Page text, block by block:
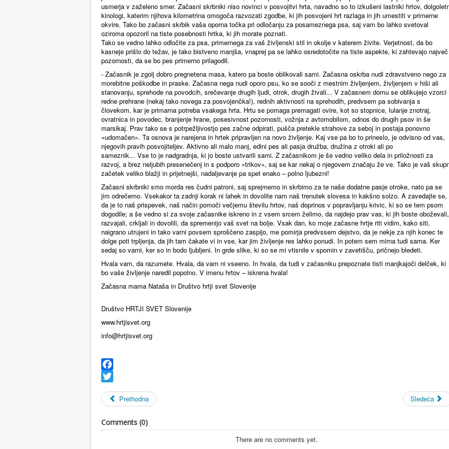
usmerja v zaželeno smer. Začasni skrbniki niso novinci v posvojitvi hrta, navadno so to izkušeni lastniki hrtov,
kinologi, katerim njihova kilometrina omogoča razvozati zgodbe, ki jih posvojeni hrt razlaga in jih umestiti v primerne
okvire. Tako bo začasni skrbik vaša oporna točka pri odločanju za posameznega psa, saj vam bo lahko svetoval
oziroma opozoril na tiste posebnosti hrtka, ki jih morate poznati.
Tako se vedno lahko odločite za psa, primernega za vaš življenski stil in okolje v katerem živite. Verjetnost, da bo
kasneje prišlo do težav, je tako bistveno manjša, vnaprej pa se lahko osredotočite na tiste aspekte, ki zahtevajo največ
pozornosti, da se bo pes primerno prilagodil.
- Začasnik je zgolj dobro pregnetena masa, katero pa boste oblikovali sami. Začasna oskrba nudi zdravstveno nego za
morebitne poškodbe in praske. Začasna nega nudi oporo psu, ko se sooči z mestnim življenjem, življenjem v hiši ali
stanovanju, sprehode na povodcih, srečevanje drugih ljudi, otrok, drugih živali... V začasnem domu se oblikujejo vzorci
redne prehrane (nekaj tako novega za posvojenčka!), rednih aktivnosti na sprehodih, predvsem pa sobivanja s
človekom, kar je primarna potreba vsakega hrta. Hrtu se pomaga premagati ovire, kot so stopnice, lulanje znotraj,
ovratnica in povodec, branjenje hrane, posesivnost pozornosti, vožnja z avtomobilom, odnos do drugih psov in še
marsikaj. Prav tako se s potrpežljivostjo pes začne odpirati, pušča pretekle strahove za seboj in postaja ponovno
»udomačen«. Ta osnova je narejena in hrtek pripravljen na novo življenje. Kaj vse pa bo to prineslo, je odvisno od vas,
njegovih pravih posvojiteljev. Aktivno ali malo manj, edini pes ali pasja družba, družina z otroki ali po
sameznik... Vse to je nadgradnja, ki jo boste ustvarili sami. Z začasnikom je še vedno veliko dela in priložnosti za
razvoj, a brez neljubih presenečenj in s podporo »trikov«, saj se kar nekaj o njegovem značaju že ve. Tako je vaš
začetek veliko blažji in prijetnejši, nadaljevanje pa spet enako – polno ljubezni!
Začasni skrbniki smo morda res čudni patroni, saj sprejmemo in skrbimo za te naše dodatne pasje otroke, nato pa se
jim odrečemo. Vsekakor ta zadnji korak ni lahek in dovolite nam naš trenutek slovesa in kakšno solzo. A zavedajte se,
da je to naš prispevek, naš način pomoči večjemu številu hrtov, naš doprinos v popravljanju krivic, ki so se tem psom
dogodile; a še vedno si za svoje začasnike iskreno in z vsem srcem želimo, da najdejo prav vas, ki jih boste oboževali,
razvajali, crkljali in dovolili, da spremenijo vaš svet na bolje. Vsak dan, ko moje začasne hrtje riti vidim, kako siti,
naigrano utrujeni in tako varni povsem sproščeno zaspijo, me pomirja predvssem dejstvo, da je nekje za njih konec te
dolge poti trpljenja, da jih tam čakate vi in vse, kar jim življenje res lahko ponudi. In potem sem mirna tudi sama. Ker
sedaj so varni, ker so in bodo ljubljeni. In grde slike, ki so se mi vtisnile v spomin v zavetišču, pričnejo bledeti.
Hvala vam, da razumete. Hvala, da vam ni vseeno. In hvala, da tudi v začasniku prepoznate tisti manjkajoči delček, ki
bo vaše življenje naredil popolno. V imenu hrtov – iskrena hvala!
Začasna mama Nataša in Društvo hrtji svet Slovenije
Društvo HRTJI SVET Slovenije
www.hrtjisvet.org
info@hrtjisvet.org
Facebook
Prethodna
Sledeća
Comments (0)
There are no comments yet.